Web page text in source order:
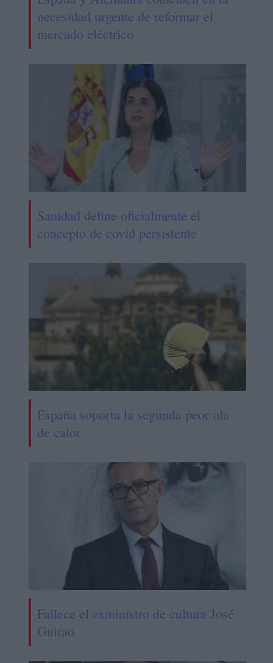
necesidad urgente de reformar el
mercado eléctrico
Sanidad define oficialmente el
concepto de covid persistente
España soporta la segunda peor ola
de calor
Fallece el exministro de cultura José
Guirao